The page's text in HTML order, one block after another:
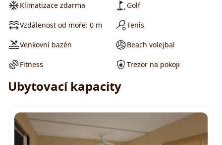
Klimatizace zdarma
Vzdálenost od moře: 0 m
Venkovní bazén
Fitness
Golf
Tenis
Beach volejbal
Trezor na pokoji
Ubytovací kapacity